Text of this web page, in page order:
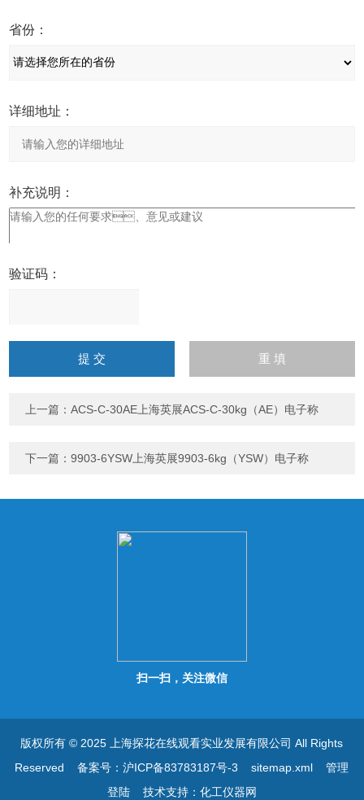
省份：
详细地址：
补充说明：
验证码：
字），如：三加四=7
上一篇：ACS-C-30AE上海英展ACS-C-30kg（AE）电子称
下一篇：9903-6YSW上海英展9903-6kg（YSW）电子称
扫一扫，关注微信
版权所有 © 2025 上海探花在线观看实业发展有限公司 All Rights
Reserved备案号：沪ICP备83783187号-3 sitemap.xml
管理
登陆技术支持： 化工仪器网